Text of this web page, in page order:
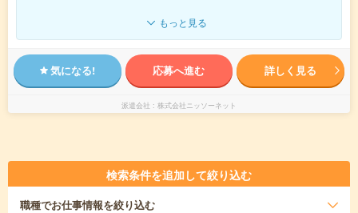
もっと見る
気になる! 応募へ進む 詳しく見る
派遣会社 株式会社ニッソーネット
検索条件を追加して絞り込む
職種でお仕事情報を絞り込む